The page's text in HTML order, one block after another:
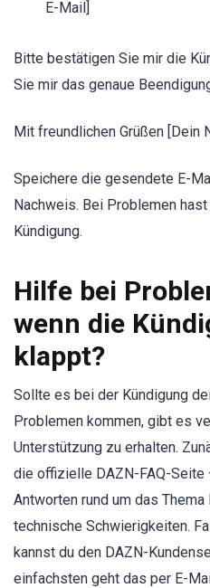
E-Mail]
Bitte bestätigen Sie mir die
Sie mir das genaue
Mit freundlichen Grüßen [Dein
Speichere die gesendete E-
Nachweis. Bei Problemen
Kündigung.
Hilfe bei
wenn die
klappt?
Sollte es bei der Kündigung
Problemen kommen, gibt es
Unterstützung zu erhalten.
die offizielle DAZN-FAQ-
Antworten rund um das Thema
technische Schwierigkeiten.
kannst du den DAZN-
einfachsten geht das per E-